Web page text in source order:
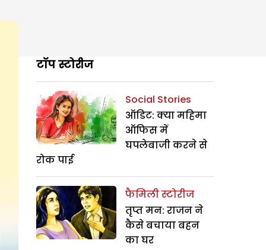
टॉप स्टोरीज
Social Stories
ऑडिट: क्या महिमा
ऑफिस में
घपलेबाजी करने से
रोक पाई
फैमिली स्टोरीज
तृप्त मन: राजन ने
कैसे बचाया बहन
का घर